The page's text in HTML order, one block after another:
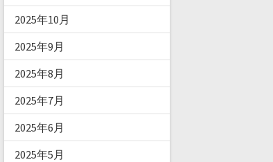
2025年10月
2025年9月
2025年8月
2025年7月
2025年6月
2025年5月